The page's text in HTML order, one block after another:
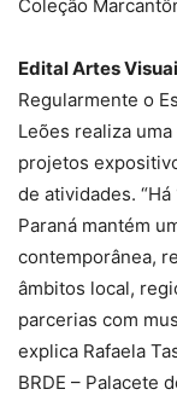
Coleção
Edital Artes
Regularmente o
Leões realiza
projetos
de atividades.
Paraná mantém
contemporânea,
âmbitos local,
parcerias com
explica Rafaela
BRDE – Palacete